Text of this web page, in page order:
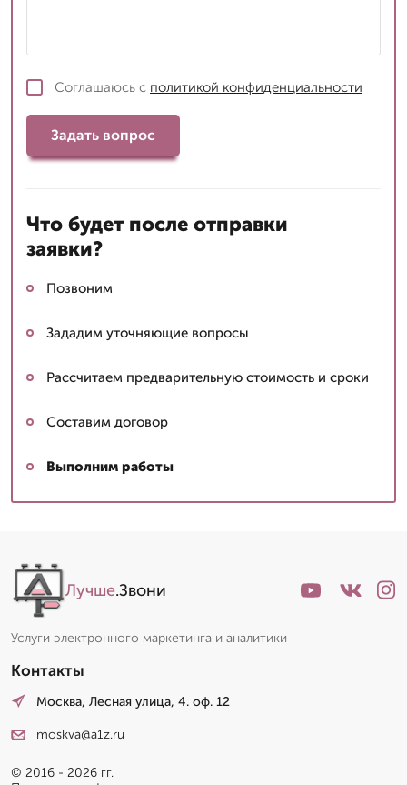
Соглашаюсь с политикой конфиденциальности
Задать вопрос
Что будет после отправки
заявки?
Позвоним
Зададим уточняющие вопросы
Рассчитаем предварительную стоимость и сроки
Составим договор
Выполним работы
Лучше.Звони
Услуги электронного маркетинга и аналитики
Контакты
Москва, Лесная улица, 4. оф. 12
moskva@a1z.ru
© 2016 - 2026 гг.